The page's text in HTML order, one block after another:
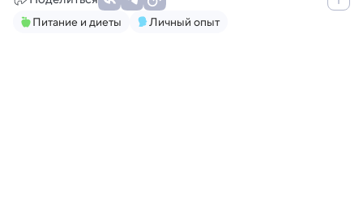
Питание и диеты Личный опыт